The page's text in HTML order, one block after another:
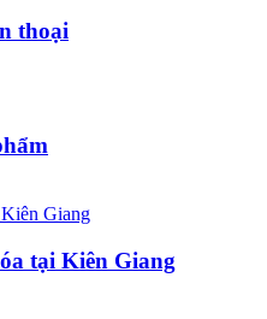
thoại
tại Kiên Giang